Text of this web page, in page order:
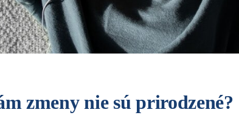
zmeny nie sú prirodzené?